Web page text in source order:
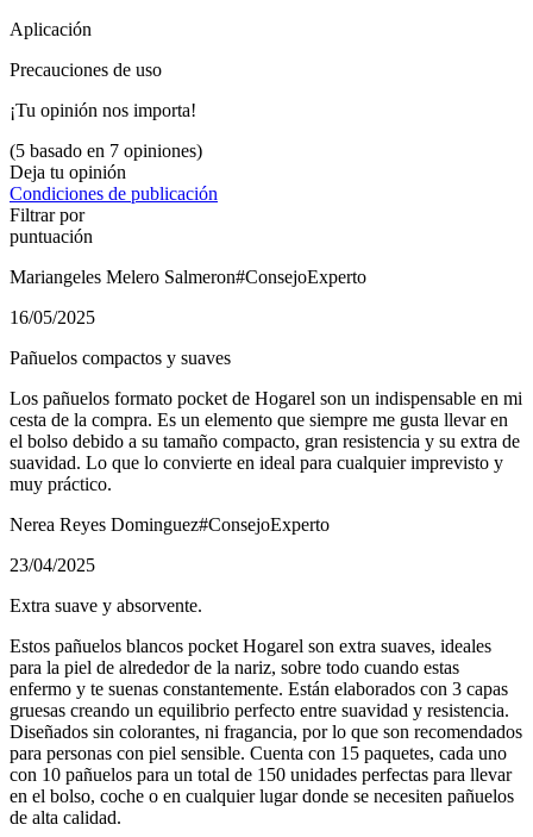
Aplicación
Precauciones de uso
¡Tu opinión nos importa!
(5 basado en 7 opiniones)
Deja tu opinión
Condiciones de publicación
Filtrar por
puntuación
Mariangeles Melero Salmeron#ConsejoExperto
16/05/2025
Pañuelos compactos y suaves
Los pañuelos formato pocket de Hogarel son un indispensable en mi
cesta de la compra. Es un elemento que siempre me gusta llevar en
el bolso debido a su tamaño compacto, gran resistencia y su extra de
suavidad. Lo que lo convierte en ideal para cualquier imprevisto y
muy práctico.
Nerea Reyes Dominguez#ConsejoExperto
23/04/2025
Extra suave y absorvente.
Estos pañuelos blancos pocket Hogarel son extra suaves, ideales
para la piel de alrededor de la nariz, sobre todo cuando estas
enfermo y te suenas constantemente. Están elaborados con 3 capas
gruesas creando un equilibrio perfecto entre suavidad y resistencia.
Diseñados sin colorantes, ni fragancia, por lo que son recomendados
para personas con piel sensible. Cuenta con 15 paquetes, cada uno
con 10 pañuelos para un total de 150 unidades perfectas para llevar
en el bolso, coche o en cualquier lugar donde se necesiten pañuelos
de alta calidad.